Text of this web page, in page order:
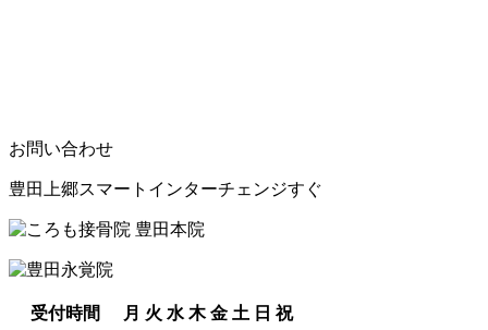
お問い合わせ
豊田上郷スマートインターチェンジすぐ
受付時間 月 火 水 木 金 土 日 祝